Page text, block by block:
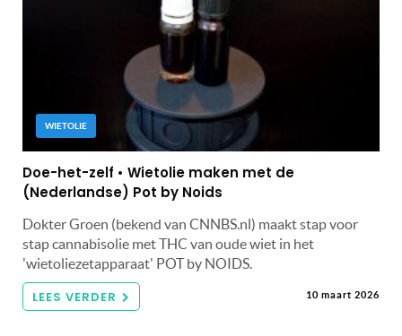
WIETOLIE
Doe-het-zelf • Wietolie maken met de
(Nederlandse) Pot by Noids
Dokter Groen (bekend van CNNBS.nl) maakt stap voor
stap cannabisolie met THC van oude wiet in het
'wietoliezetapparaat' POT by NOIDS.
LEES VERDER 10 maart 2026